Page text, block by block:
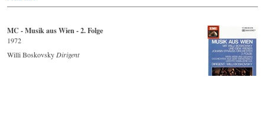
MC - Musik aus Wien - 2. Folge
1972
Willi Boskovsky Dirigent